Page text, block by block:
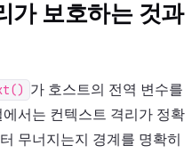
가 보호하는 것과
가 호스트의 전역 변수를
서는 컨텍스트 격리가 정확
무너지는지 경계를 명확히